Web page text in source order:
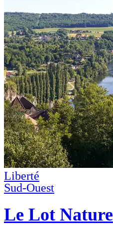
Liberté
Sud-Ouest
Le Lot Nature